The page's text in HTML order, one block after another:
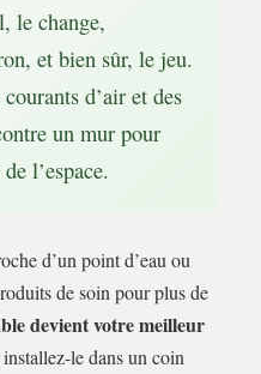
le change,
et bien sûr, le jeu.
d’air et des
un mur pour
l’espace.
d’un point d’eau ou
de soin pour plus de
devient votre meilleur
le dans un coin